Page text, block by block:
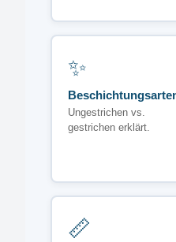
✨
Ungestrichen vs.
gestrichen erklärt.
📏